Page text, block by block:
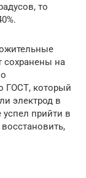
то
сохранены на
ГОСТ, который
электрод в
успел прийти в